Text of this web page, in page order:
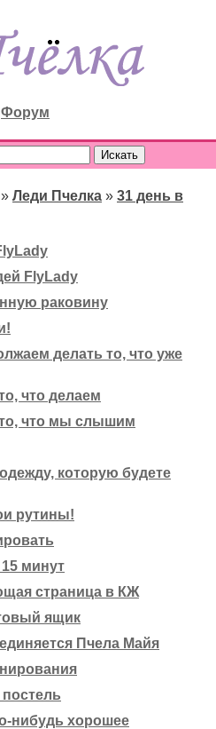
Форум
» Леди Пчелка » 31 день в
FlyLady
раковину
делать то, что уже
что делаем
что мы слышим
которую будете
рутины!
минут
страница в КЖ
ящик
Пчела Майя
нибудь хорошее